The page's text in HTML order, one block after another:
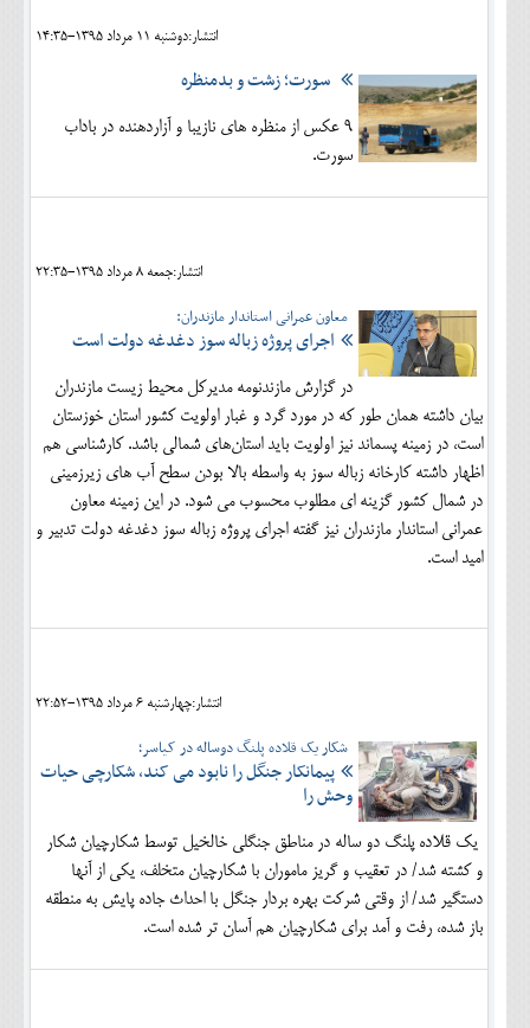
انتشار:دوشنبه 11 مرداد 1395-14:35
سورت؛ زشت و بدمنظره
9 عکس از منظره های نازیبا و آزاردهنده در باداب
سورت.
انتشار:جمعه 8 مرداد 1395-22:35
معاون عمرانی استاندار مازندران:
اجرای پروژه زباله سوز دغدغه دولت است
در گزارش مازندنومه مدیرکل محیط زیست مازندران
بیان داشته همان طور که در مورد گرد و غبار اولویت کشور استان خوزستان
است، در زمینه پسماند نیز اولویت باید استان‌های شمالی باشد. کارشناسی هم
اظهار داشته کارخانه زباله سوز به واسطه بالا بودن سطح آب های زیرزمینی
در شمال کشور گزینه ای مطلوب محسوب می شود. در این زمینه معاون
عمرانی استاندار مازندران نیز گفته اجرای پروژه زباله سوز دغدغه دولت تدبیر و
امید است.
انتشار:چهارشنبه 6 مرداد 1395-22:52
شکار یک قلاده پلنگ دوساله در کیاسر؛
پیمانکار جنگل را نابود می کند، شکارچی حیات
وحش را
یک قلاده پلنگ دو ساله در مناطق جنگلى خالخیل توسط شکارچیان شکار
و کشته شد/ در تعقیب و گریز ماموران با شکارچیان متخلف، یکی از آنها
دستگیر شد/ از وقتی شرکت بهره بردار جنگل با احداث جاده پایش به منطقه
باز شده، رفت و آمد برای شکارچیان هم آسان تر شده است.